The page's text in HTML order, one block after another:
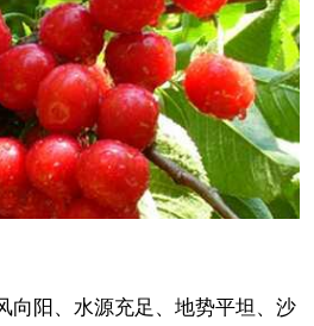
向阳、水源充足、地势平坦、沙